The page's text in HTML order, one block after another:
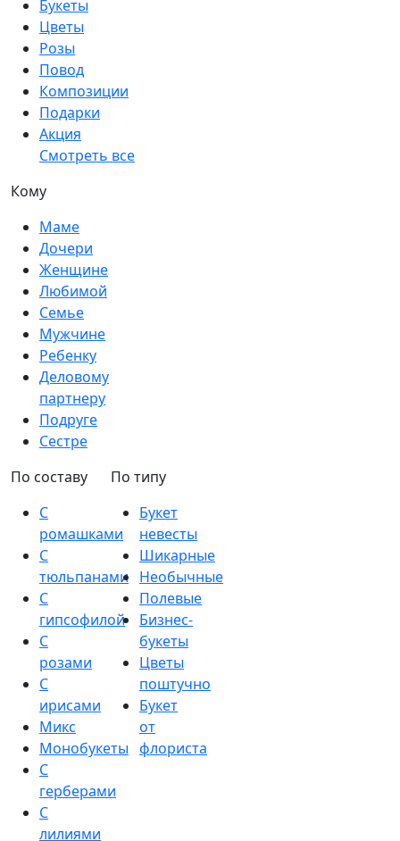
Букеты
Цветы
Розы
Повод
Композиции
Подарки
Акция
Смотреть все
Кому
Маме
Дочери
Женщине
Любимой
Семье
Мужчине
Ребенку
Деловому
партнеру
Подруге
Сестре
По составу
С
ромашками
С
тюльпанами
С
гипсофилой
С
розами
С
ирисами
Микс
Монобукеты
С
герберами
С
лилиями
По типу
Букет
невесты
Шикарные
Необычные
Полевые
Бизнес-
букеты
Цветы
поштучно
Букет
от
флориста